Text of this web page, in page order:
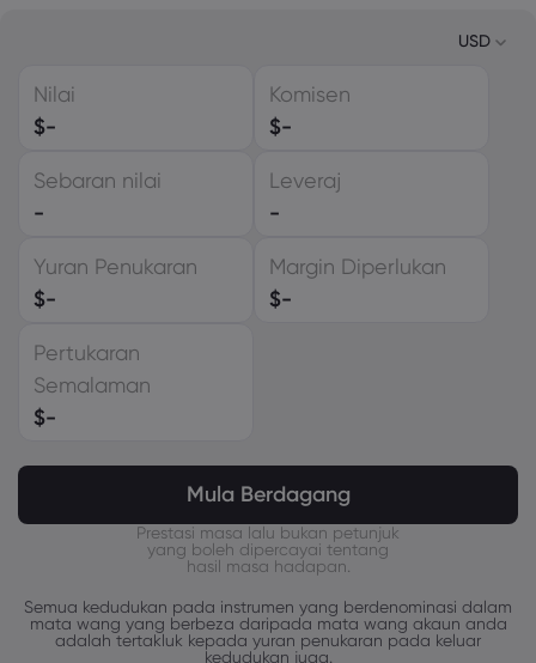
USD
Nilai
$-
Komisen
$-
Sebaran nilai
-
Leveraj
-
Yuran Penukaran
$-
Margin Diperlukan
$-
Pertukaran
Semalaman
$-
Mula Berdagang
Prestasi masa lalu bukan petunjuk
yang boleh dipercayai tentang
hasil masa hadapan.
Semua kedudukan pada instrumen yang berdenominasi dalam
mata wang yang berbeza daripada mata wang akaun anda
adalah tertakluk kepada yuran penukaran pada keluar
kedudukan juga.